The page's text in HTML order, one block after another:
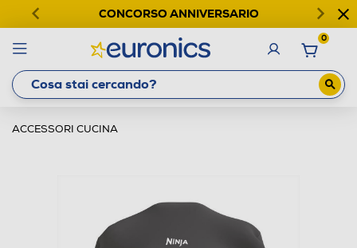
CONCORSO ANNIVERSARIO
0
ACCESSORI CUCINA